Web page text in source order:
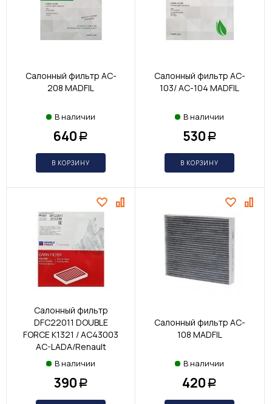
Салонный фильтр AC-
208 MADFIL
В наличии
640 Р
В КОРЗИНУ
Салонный фильтр AC-
103/ AC-104 MADFIL
В наличии
530 Р
В КОРЗИНУ
Салонный фильтр
DFC22011 DOUBLE
FORCE K1321 / AC43003
AC-LADA/Renault
В наличии
390 Р
Салонный фильтр AC-
108 MADFIL
В наличии
420 Р